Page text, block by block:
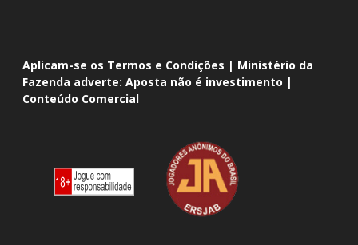
Aplicam-se os Termos e Condições | Ministério da
Fazenda adverte: Aposta não é investimento |
Conteúdo Comercial